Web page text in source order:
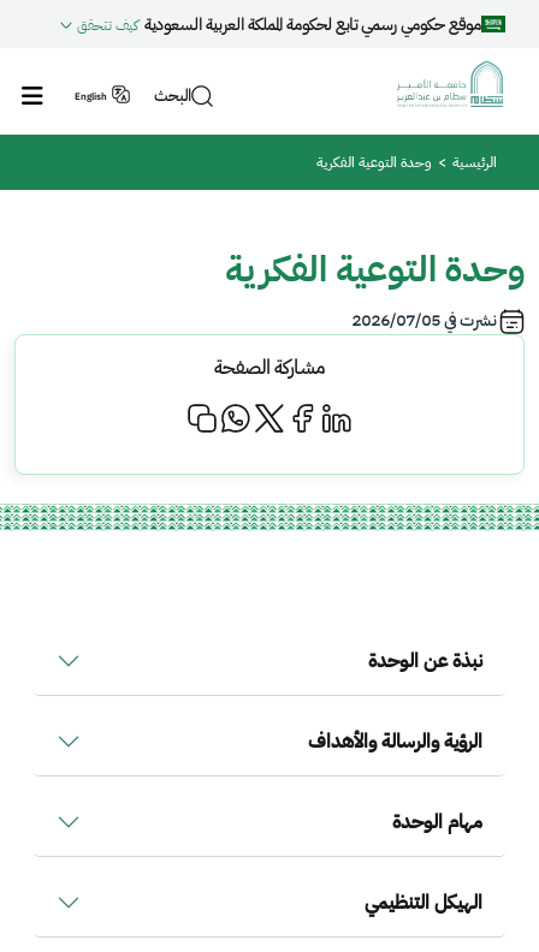
تجاوز إلى المحتوى الرئيسي
موقع حكومي رسمي تابع لحكومة المملكة العربية السعودية كيف تتحقق
البحث English
مسار التنقل
الرئيسية وحدة التوعية الفكرية
وحدة التوعية الفكرية
نشرت في2026/07/05
مشاركة الصفحة
نبذة عن الوحدة
الرؤية والرسالة والأهداف
مهام الوحدة
الهيكل التنظيمي